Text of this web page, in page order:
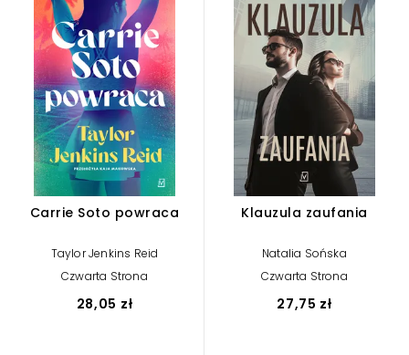
Carrie Soto powraca
Taylor Jenkins Reid
Czwarta Strona
28,05 zł
Klauzula zaufania
Natalia Sońska
Czwarta Strona
27,75 zł